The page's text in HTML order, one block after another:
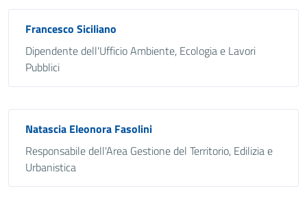
Francesco Siciliano
Dipendente dell'Ufficio Ambiente, Ecologia e Lavori
Pubblici
Natascia Eleonora Fasolini
Responsabile dell'Area Gestione del Territorio, Edilizia e
Urbanistica